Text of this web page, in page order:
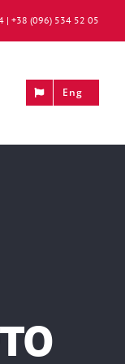
| +38 (096) 534 52 05
Eng